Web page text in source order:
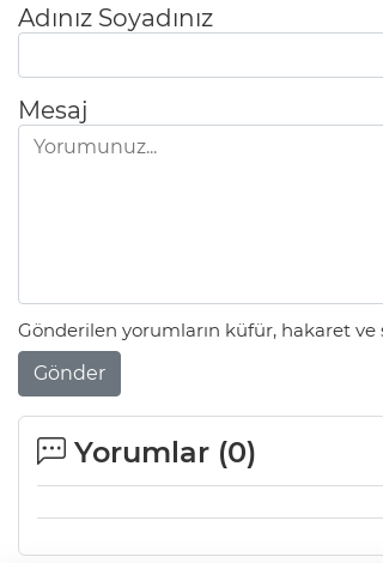
Adınız Soyadınız
Mesaj
Gönderilen yorumların küfür, hakaret ve
Gönder
Yorumlar (0)